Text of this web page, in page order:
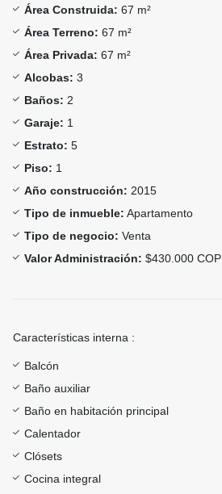
Área Construida: 67 m²
Área Terreno: 67 m²
Área Privada: 67 m²
Alcobas: 3
Baños: 2
Garaje: 1
Estrato: 5
Piso: 1
Año construcción: 2015
Tipo de inmueble: Apartamento
Tipo de negocio: Venta
Valor Administración: $430.000 COP
Características interna :
Balcón
Baño auxiliar
Baño en habitación principal
Calentador
Clósets
Cocina integral